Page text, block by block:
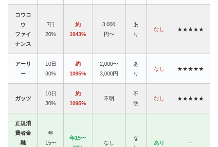
コウコ
ウ
ファイ
ナンス
7日
20%
約
1043%
3,000
円〜
あ
り
なし ★★★★★
アーリ
ー
10日
30%
約
1095%
2,000〜
3,000円
あ
り
なし ★★★★★
ガッツ
10日
30%
約
1095%
不明
不
明
なし ★★★★★
正規消
費者金
融
年
15〜
年15〜
なし
な
あり —